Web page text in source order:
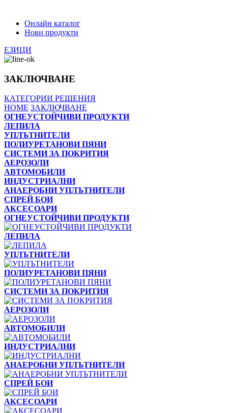
Онлайн каталог
Нови продукти
ЕЗИЦИ
ЗАКЛЮЧВАНЕ
КАТЕГОРИИ РЕШЕНИЯ
HOME ЗАКЛЮЧВАНЕ
ОГНЕУСТОЙЧИВИ ПРОДУКТИ
ЛЕПИЛА
УПЛЪТНИТЕЛИ
ПОЛИУРЕТАНОВИ ПЯНИ
СИСТЕМИ ЗА ПОКРИТИЯ
АЕРОЗОЛИ
АВТОМОБИЛИ
ИНДУСТРИАЛНИ
АНАЕРОБНИ УПЛЪТНИТЕЛИ
СПРЕЙ БОИ
АКСЕСОАРИ
ОГНЕУСТОЙЧИВИ ПРОДУКТИ
ЛЕПИЛА
УПЛЪТНИТЕЛИ
ПОЛИУРЕТАНОВИ ПЯНИ
СИСТЕМИ ЗА ПОКРИТИЯ
АЕРОЗОЛИ
АВТОМОБИЛИ
ИНДУСТРИАЛНИ
АНАЕРОБНИ УПЛЪТНИТЕЛИ
СПРЕЙ БОИ
АКСЕСОАРИ